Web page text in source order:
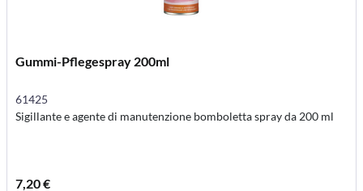
Gummi-Pflegespray 200ml
61425
Sigillante e agente di manutenzione bomboletta spray da 200 ml
7,20 €